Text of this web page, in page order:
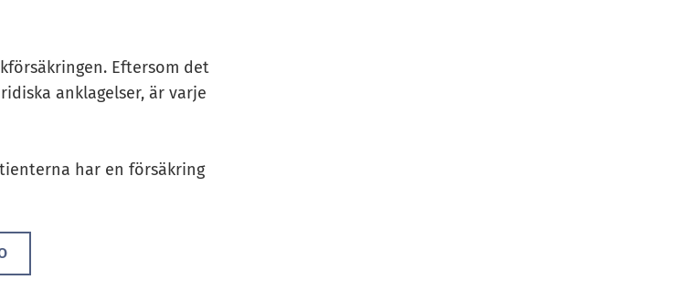
Eftersom det
anklagelser, är varje
har en försäkring